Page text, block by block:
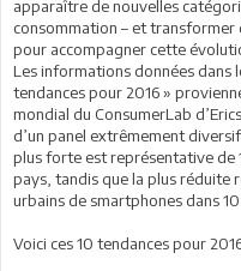
apparaître de nouvelles
consommation – et transformer
pour accompagner cette
Les informations données dans
tendances pour 2016 »
mondial du ConsumerLab
d’un panel extrêmement
plus forte est représentative de
pays, tandis que la plus réduite
urbains de smartphones dans
Voici ces 10 tendances pour